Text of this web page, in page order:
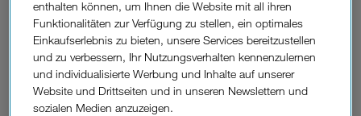
Aufnahmefunktion rund 20.000 Mal aus den App-Stores
geladen.
Beim Fernsehen auf eine App zu setzen hat sich für Drei
ausgezahlt. Das Unternehmen hat aus dem Feedback seiner
Kunden gelernt und liefert als Antwort nun neue Funktionen
via App-Update an die Kunden.
enthalten können, um Ihnen die Website mit all ihren
Funktionalitäten zur Verfügung zu stellen, ein optimales
Einkaufserlebnis zu bieten, unsere Services bereitzustellen
und zu verbessern, Ihr Nutzungsverhalten kennenzulernen
und individualisierte Werbung und Inhalte auf unserer
Website und Drittseiten und in unseren Newslettern und
sozialen Medien anzuzeigen.